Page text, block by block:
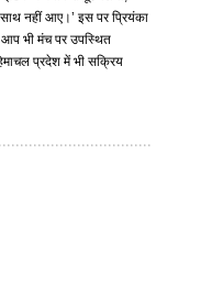
नहीं आए।’ इस पर प्रियंका
भी मंच पर उपस्थित
प्रदेश में भी सक्रिय